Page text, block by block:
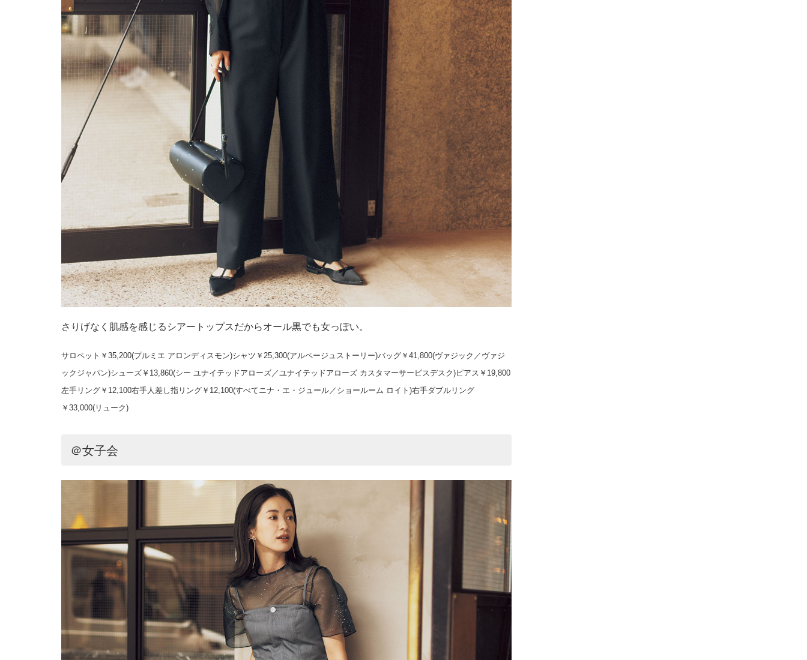
さりげなく肌感を感じるシアートップスだからオール黒でも女っぽい。
サロペット￥35,200(プルミエ アロンディスモン)シャツ￥25,300(アルページュストーリー)バッグ￥41,800(ヴァジック／ヴァジ
ックジャパン)シューズ￥13,860(シー ユナイテッドアローズ／ユナイテッドアローズ カスタマーサービスデスク)ピアス￥19,800
左手リング￥12,100右手人差し指リング￥12,100(すべてニナ・エ・ジュール／ショールーム ロイト)右手ダブルリング
￥33,000(リューク)
＠女子会